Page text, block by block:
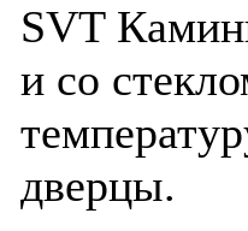
SVT
и со
дверцы.